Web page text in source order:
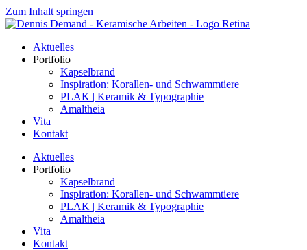
Zum Inhalt springen
Aktuelles
Portfolio
Kapselbrand
Inspiration: Korallen- und Schwammtiere
PLAK | Keramik & Typographie
Amaltheia
Vita
Kontakt
Aktuelles
Portfolio
Kapselbrand
Inspiration: Korallen- und Schwammtiere
PLAK | Keramik & Typographie
Amaltheia
Vita
Kontakt